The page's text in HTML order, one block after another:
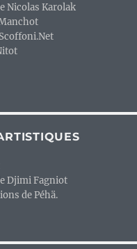
publicitaire des
Nicolas Karolak
Djimi Fagniot
de Péhä.